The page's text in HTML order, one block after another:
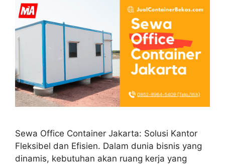
Sewa Office Container Jakarta: Solusi Kantor
Fleksibel dan Efisien. Dalam dunia bisnis yang
dinamis, kebutuhan akan ruang kerja yang